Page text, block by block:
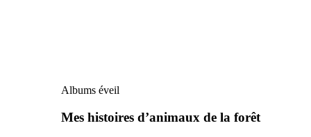
Albums éveil
Mes histoires d’animaux de la forêt